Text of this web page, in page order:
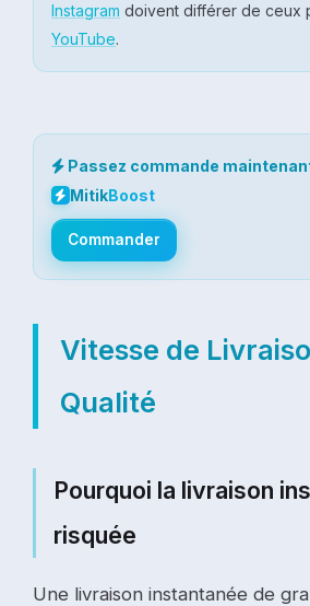
Instagram doivent différer de ceux
YouTube.
Passez commande
MitikBoost
Commander
Vitesse de
Qualité
Pourquoi la livraison
risquée
Une livraison instantanée de